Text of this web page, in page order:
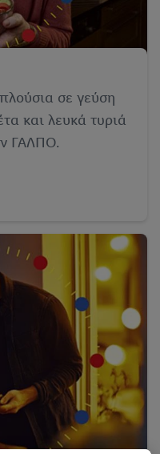
σε γεύση
και λευκά τυριά
ΓΑΛΠΟ.